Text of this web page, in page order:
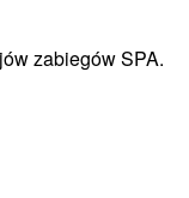
zabiegów SPA.